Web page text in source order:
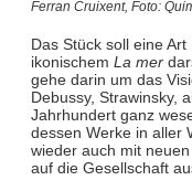
Ferran Cruixent, Foto:
Das Stück soll eine
ikonischem La mer
gehe darin um das
Debussy, Strawinsky,
Jahrhundert ganz
dessen Werke in aller
wieder auch mit
auf die Gesellschaft